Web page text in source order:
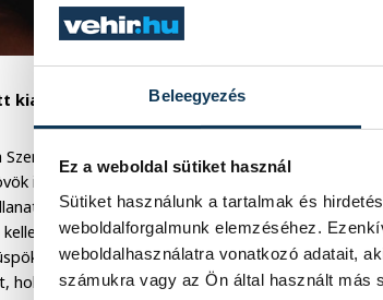
Beleegyezés
Ez a weboldal sütiket használ
Sütiket használunk a tartalmak és
weboldalforgalmunk elemzéséhez.
weboldalhasználatra vonatkozó adatait,
számukra vagy az Ön által használt más
kialakult önben a veszprémi lokálpatrióta
kinevezett, akkor az első
ide, mert ez a Jóistennek nem csak az akarata
fogva így gondoltam, még úgy is, hogy
járnom Pécsre. (Dr. Udvardy György
– a szerk.) Emiatt lehet, hogy néhányan úgy
holott csak egy kettős megbízatás volt akkoriban.